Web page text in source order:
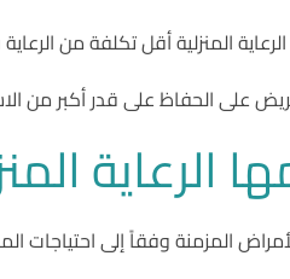
الرعاية
المزمنة وفقاً إلى